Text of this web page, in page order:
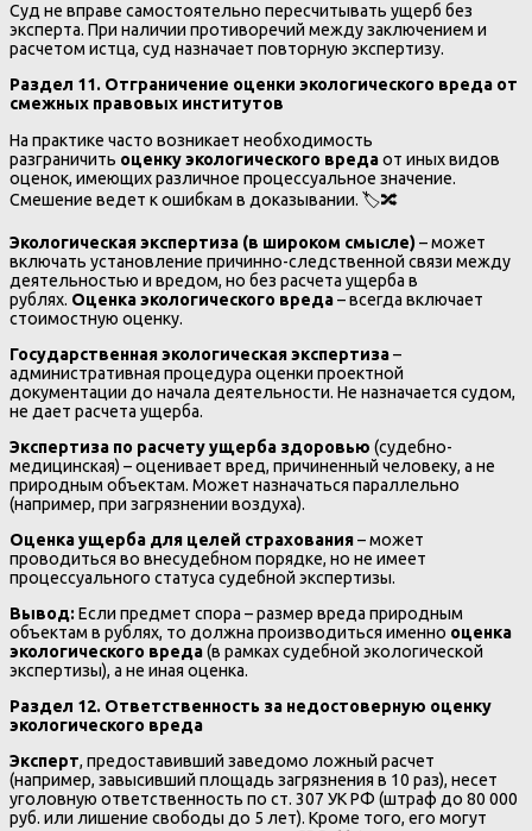
Суд не вправе самостоятельно пересчитывать ущерб без
эксперта. При наличии противоречий между заключением и
расчетом истца, суд назначает повторную экспертизу.
Раздел 11. Отграничение оценки экологического вреда от
смежных правовых институтов
На практике часто возникает необходимость
разграничить оценку экологического вредаот иных видов
оценок, имеющих различное процессуальное значение.
Смешение ведет к ошибкам в доказывании. 🏷️🔀
Экологическая экспертиза (в широком смысле)– может
включать установление причинно-следственной связи между
деятельностью и вредом, но без расчета ущерба в
рублях. Оценка экологического вреда– всегда включает
стоимостную оценку.
Государственная экологическая экспертиза–
административная процедура оценки проектной
документации до начала деятельности. Не назначается судом,
не дает расчета ущерба.
Экспертиза по расчету ущерба здоровью (судебно-
медицинская) – оценивает вред, причиненный человеку, а не
природным объектам. Может назначаться параллельно
(например, при загрязнении воздуха).
Оценка ущерба для целей страхования– может
проводиться во внесудебном порядке, но не имеет
процессуального статуса судебной экспертизы.
Вывод:Если предмет спора – размер вреда природным
объектам в рублях, то должна производиться именно оценка
экологического вреда(в рамках судебной экологической
экспертизы), а не иная оценка.
Раздел 12. Ответственность за недостоверную оценку
экологического вреда
Эксперт, предоставивший заведомо ложный расчет
(например, завысивший площадь загрязнения в 10 раз), несет
уголовную ответственность по ст. 307 УК РФ (штраф до 80 000
руб. или лишение свободы до 5 лет). Кроме того, его могут